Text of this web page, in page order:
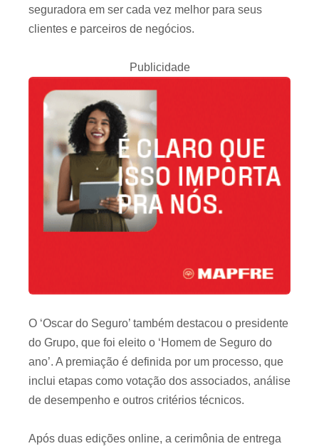
seguradora em ser cada vez melhor para seus
clientes e parceiros de negócios.
Publicidade
O ‘Oscar do Seguro’ também destacou o presidente
do Grupo, que foi eleito o ‘Homem de Seguro do
ano’. A premiação é definida por um processo, que
inclui etapas como votação dos associados, análise
de desempenho e outros critérios técnicos.
Após duas edições online, a cerimônia de entrega